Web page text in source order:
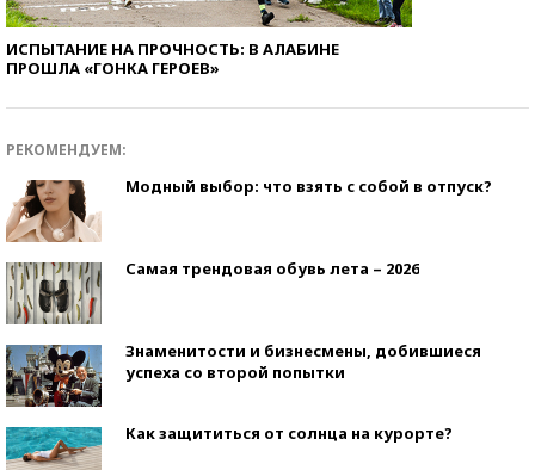
ИСПЫТАНИЕ НА ПРОЧНОСТЬ: В АЛАБИНЕ
ПРОШЛА «ГОНКА ГЕРОЕВ»
РЕКОМЕНДУЕМ:
Модный выбор: что взять с собой в отпуск?
Самая трендовая обувь лета – 2026
Знаменитости и бизнесмены, добившиеся
успеха со второй попытки
Как защититься от солнца на курорте?